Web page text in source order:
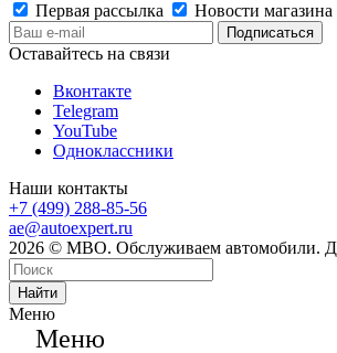
Первая рассылка
Новости магазина
Оставайтесь на связи
Вконтакте
Telegram
YouTube
Одноклассники
Наши контакты
+7 (499) 288-85-56
ae@autoexpert.ru
2026 © МВО. Обслуживаем автомобили.
Найти
Меню
Меню